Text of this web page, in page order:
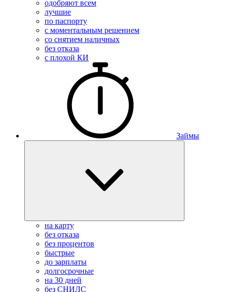
одобряют всем
лучшие
по паспорту
с моментальным решением
со снятием наличных
без отказа
с плохой КИ
Займы
на карту
без отказа
без процентов
быстрые
до зарплаты
долгосрочные
на 30 дней
без СНИЛС